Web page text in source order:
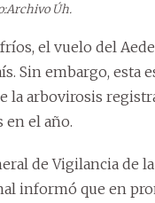
Úh.
el vuelo del
Sin embargo, esta
la arbovirosis
en el año.
de Vigilancia de
informó que en